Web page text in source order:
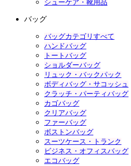
シューケア・靴用品
バッグ
バッグカテゴリすべて
ハンドバッグ
トートバッグ
ショルダーバッグ
リュック・バックパック
ボディバッグ・サコッシュ
クラッチ・パーティバッグ
カゴバッグ
クリアバッグ
ファーバッグ
ボストンバッグ
スーツケース・トランク
ビジネス・オフィスバッグ
エコバッグ